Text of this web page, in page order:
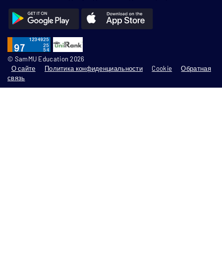
© SamMU Education 2026
О сайте
Политика конфиденциальности Cookie
Обратная
связь